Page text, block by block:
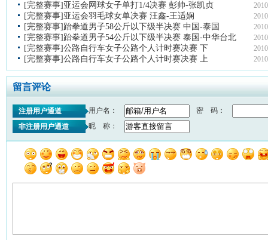
[完整赛事]亚运会网球女子单打1/4决赛 彭帅-张凯贞
[完整赛事]亚运会羽毛球女单决赛 汪鑫-王适娴
[完整赛事]跆拳道男子58公斤以下级半决赛 中国-泰国
[完整赛事]跆拳道男子54公斤以下级半决赛 泰国-中华台北
[完整赛事]公路自行车女子公路个人计时赛决赛 下
[完整赛事]公路自行车女子公路个人计时赛决赛 上
留言评论
注册用户通道 用户名：
密 码：
非注册用户通道
昵 称：